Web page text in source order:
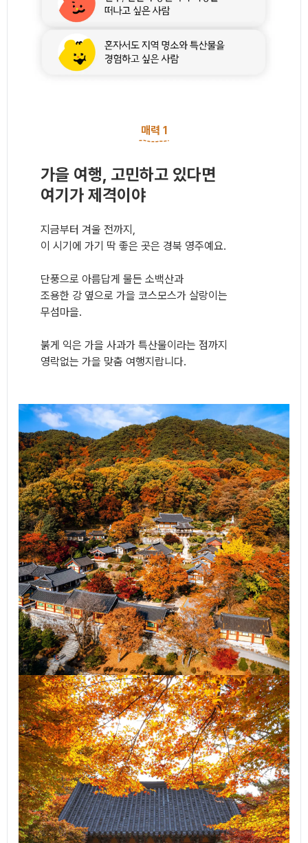
매력 1
가을 여행, 고민하고 있다면
여기가 제격이야
지금부터 겨울 전까지,
이 시기에 가기 딱 좋은 곳은 경북 영주예요.
단풍으로 아름답게 물든 소백산과
조용한 강 옆으로 가을 코스모스가 살랑이는
무섬마을.
붉게 익은 가을 사과가 특산물이라는 점까지
영락없는 가을 맞춤 여행지랍니다.